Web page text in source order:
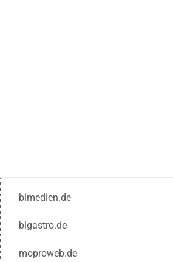
blmedien.de
blgastro.de
moproweb.de